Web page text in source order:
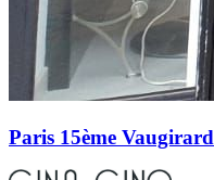
Paris 15ème Vaugirard